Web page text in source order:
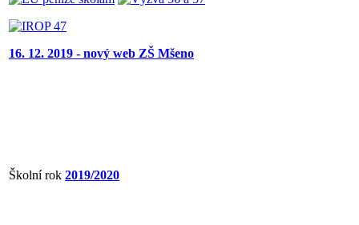
16. 12. 2019 - nový web ZŠ Mšeno
Školní rok 2019/2020